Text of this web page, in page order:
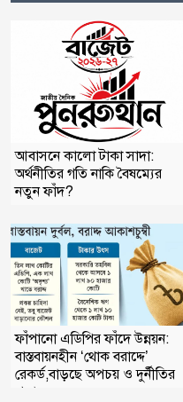
আবাসনে কালো টাকা সাদা:
অর্থনীতির গতি নাকি বৈষম্যের
নতুন ফাঁদ?
ফাঁপানো এডিপির ফাঁদে উন্নয়ন:
বাস্তবায়নহীন ‘থোক বরাদ্দে’
রেকর্ড,বাড়ছে অপচয় ও দুর্নীতির
শঙ্কা।।